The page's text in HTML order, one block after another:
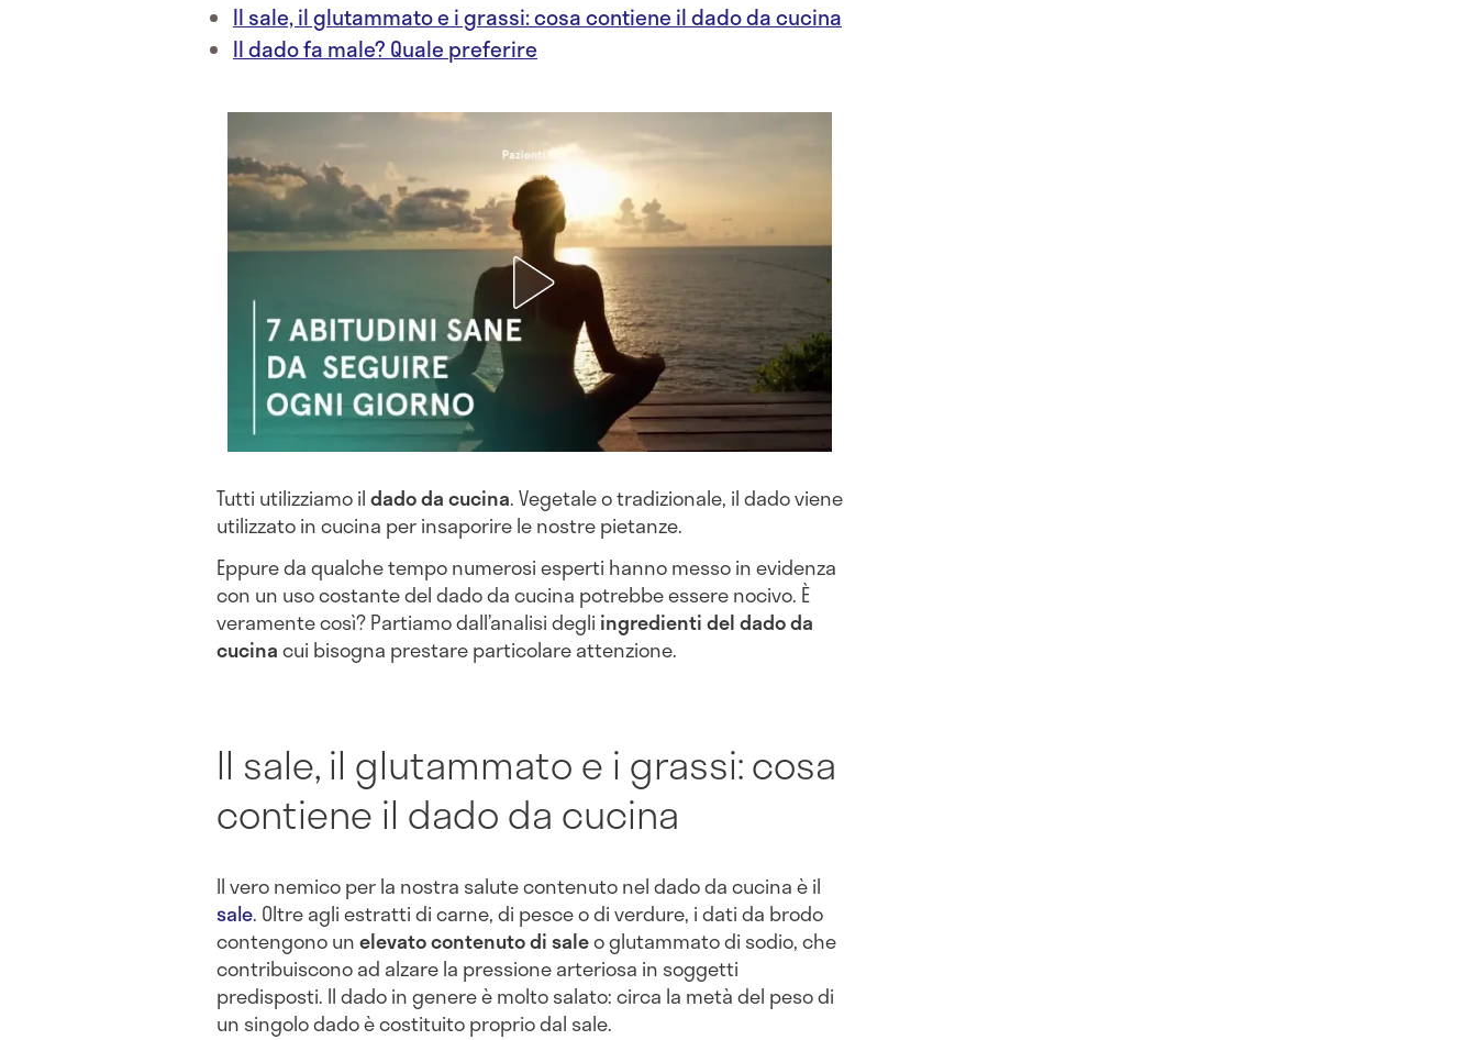
Il sale, il glutammato e i grassi: cosa contiene il dado da cucina
Il dado fa male? Quale preferire
Tutti utilizziamo ildado da cucina. Vegetale o tradizionale, il dado viene
utilizzato in cucina per insaporire le nostre pietanze.
Eppure da qualche tempo numerosi esperti hanno messo in evidenza
con un uso costante del dado da cucina potrebbe essere nocivo. È
veramente così? Partiamo dall’analisi degli ingredienti del dado da
cucinacui bisogna prestare particolare attenzione.
Il sale, il glutammato e i grassi: cosa
contiene il dado da cucina
Il vero nemico per la nostra salute contenuto nel dado da cucina è il
sale. Oltre agli estratti di carne, di pesce o di verdure, i dati da brodo
contengono unelevato contenuto di saleo glutammato di sodio, che
contribuiscono ad alzare la pressione arteriosa in soggetti
predisposti. Il dado in genere è molto salato: circa la metà del peso di
un singolo dado è costituito proprio dal sale.